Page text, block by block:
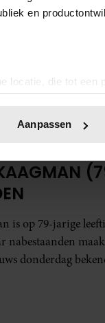
en
locatie, die tot een
op
de Cookieverklaring.
personaliseren,
over uw
deze gegevens
gebruik van
Aanpassen
is op 79-jarige
nabestaanden
donderdag